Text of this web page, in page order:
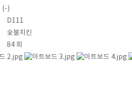
(-)
D111
숯불치킨
84 회